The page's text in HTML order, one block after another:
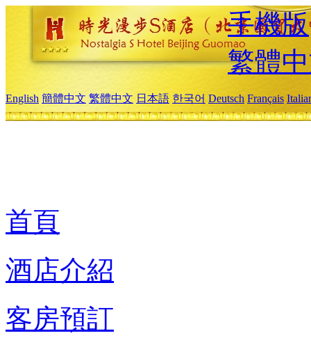
手機版
繁體
English 簡體中文 繁體中文 日本語 한국어 Deutsch Français
首頁
酒店介紹
客房預訂